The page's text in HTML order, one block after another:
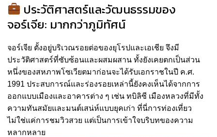
ประวัติศาสตร์และวัฒนธรรมของ
จอร์เจีย: มากกว่าภูมิทัศน์
จอร์เจีย ตั้งอยู่บริเวณรอยต่อของยุโรปและเอเชีย จึงมี
ประวัติศาสตร์ที่ซับซ้อนและผสมผสาน ทั้งยังเคยตกเป็นส่วน
หนึ่งของสหภาพโซเวียตมาก่อนจะได้รับเอกราชในปี ค.ศ.
1991 ประสบการณ์และร่องรอยเหล่านี้ยังคงเห็นได้จากการ
ออกแบบเมืองและอาคารต่าง ๆ เช่น ทบิลิซี เมืองหลวงที่มีทั้ง
ความทันสมัยและมนต์เสน่ห์แบบยุคเก่า ที่นี่การท่องเที่ยว
ไม่ใช่แค่การชมวิวสวย แต่เป็นการเข้าใจบริบทของความ
หลากหลาย